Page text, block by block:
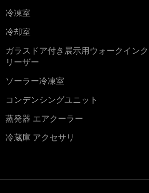
冷凍室
冷却室
ガラスドア付き展示用ウォークイン
リーザー
ソーラー冷凍室
コンデンシングユニット
蒸発器 エアクーラー
冷蔵庫 アクセサリ